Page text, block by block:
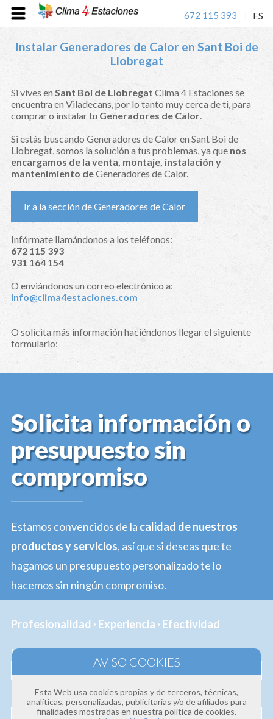
672 115 393 ES
Instalar Generadores de Calor en Sant Boi de
Llobregat
Si vives enSant Boi de Llobregat Clima 4 Estaciones se
encuentra en Viladecans, por lo tanto muy cerca de ti, para
comprar o instalar tu Generadores de Calor.
Si estás buscando Generadores de Calor en Sant Boi de
Llobregat, somos la solución a tus problemas, ya que nos
encargamos de la venta, montaje, instalación y
mantenimiento deGeneradores de Calor.
Ir a la sección de Generadores de Calor
Infórmate llamándonos a los teléfonos:
672 115 393
931 164 154
O enviándonos un correo electrónico a:
info@clima4estaciones.com
O solicita más información haciéndonos llegar el siguiente
formulario:
Solicita información o
presupuesto sin
compromiso
Estamos convencidos de la calidad de nuestros
productos y servicios, así que si deseas que te
hagamos un presupuesto personalizado te lo
hacemos sin ningún compromiso.
Profesionalidad · Experiencia · Efectividad
Nombre
Correo electrónico
Esta Web usa cookies propias y de terceros, técnicas,
analíticas, personalizadas, publicitarias y/o de afiliados para
finalidades mostradas en nuestra política de cookies.